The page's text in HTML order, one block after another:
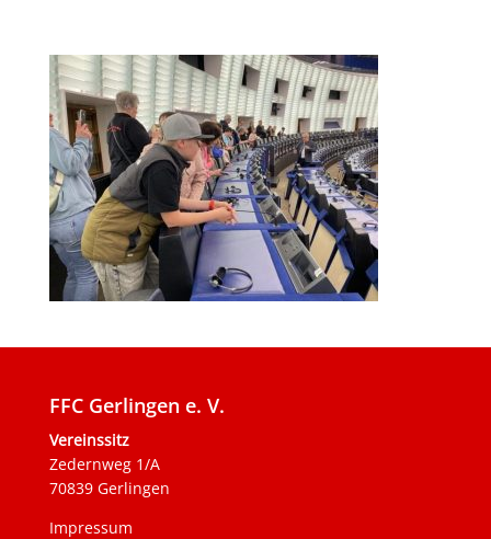
FFC Gerlingen e. V.
Vereinssitz
Zedernweg 1/A
70839 Gerlingen
Impressum